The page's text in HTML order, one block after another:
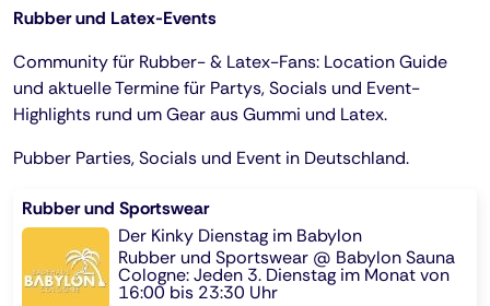
Rubber und Latex-Events
Community für Rubber- & Latex-Fans: Location Guide
und aktuelle Termine für Partys, Socials und Event-
Highlights rund um Gear aus Gummi und Latex.
Pubber Parties, Socials und Event in Deutschland.
Rubber und Sportswear
Der Kinky Dienstag im Babylon
Rubber und Sportswear @ Babylon Sauna
Cologne: Jeden 3. Dienstag im Monat von
16:00 bis 23:30 Uhr